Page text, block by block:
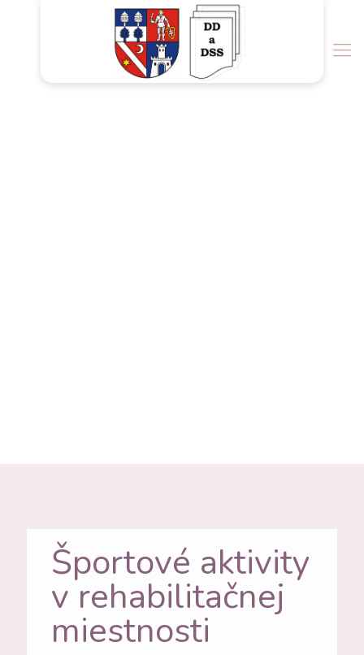
Športové aktivity
v rehabilitačnej
miestnosti